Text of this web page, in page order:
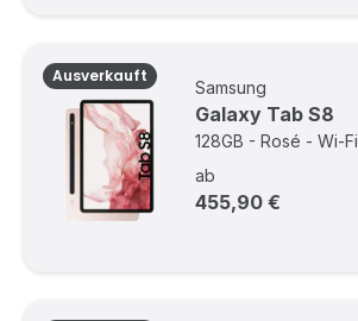
Ausverkauft
Samsung
Galaxy Tab S8
128GB - Rosé - Wi-Fi
ab
455,90 €